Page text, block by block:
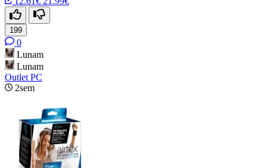
199
0
Lunam
Lunam
Outlet PC
2sem